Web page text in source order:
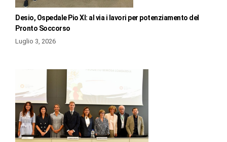
Desio, Ospedale Pio XI: al via i lavori per potenziamento del
Pronto Soccorso
Luglio 3, 2026